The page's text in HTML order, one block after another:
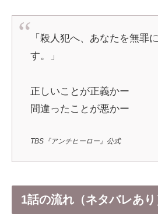
「殺人犯へ、あなたを無罪
す。」
正しいことが正義かー
間違ったことが悪かー
TBS『アンチヒーロー』公式
1話の流れ（ネタバレあり